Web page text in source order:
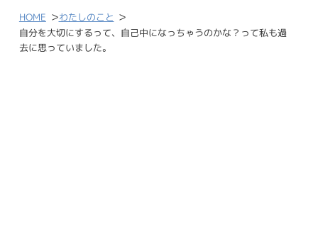
HOME >わたしのこと >
自分を大切にするって、自己中になっちゃうのかな？って私も過
去に思っていました。